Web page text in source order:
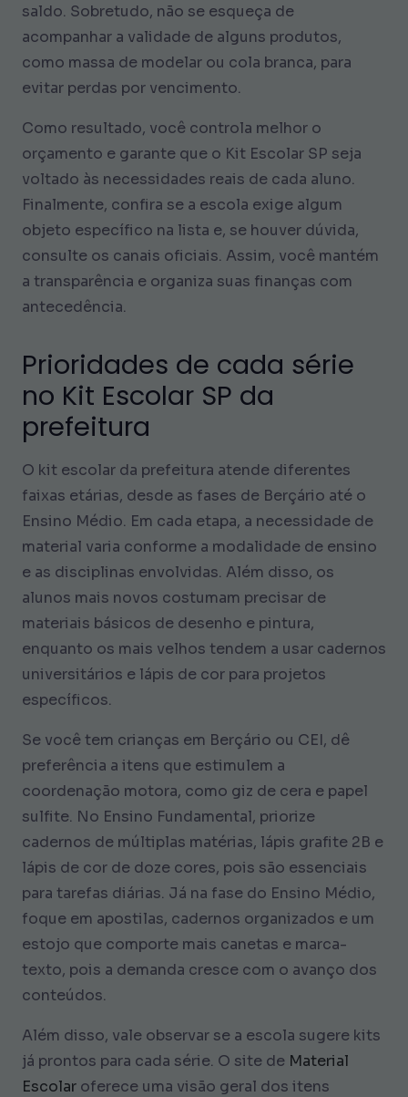
saldo. Sobretudo, não se esqueça de
acompanhar a validade de alguns produtos,
como massa de modelar ou cola branca, para
evitar perdas por vencimento.
Como resultado, você controla melhor o
orçamento e garante que o Kit Escolar SP seja
voltado às necessidades reais de cada aluno.
Finalmente, confira se a escola exige algum
objeto específico na lista e, se houver dúvida,
consulte os canais oficiais. Assim, você mantém
a transparência e organiza suas finanças com
antecedência.
Prioridades de cada série
no Kit Escolar SP da
prefeitura
O kit escolar da prefeitura atende diferentes
faixas etárias, desde as fases de Berçário até o
Ensino Médio. Em cada etapa, a necessidade de
material varia conforme a modalidade de ensino
e as disciplinas envolvidas. Além disso, os
alunos mais novos costumam precisar de
materiais básicos de desenho e pintura,
enquanto os mais velhos tendem a usar cadernos
universitários e lápis de cor para projetos
específicos.
Se você tem crianças em Berçário ou CEI, dê
preferência a itens que estimulem a
coordenação motora, como giz de cera e papel
sulfite. No Ensino Fundamental, priorize
cadernos de múltiplas matérias, lápis grafite 2B e
lápis de cor de doze cores, pois são essenciais
para tarefas diárias. Já na fase do Ensino Médio,
foque em apostilas, cadernos organizados e um
estojo que comporte mais canetas e marca-
texto, pois a demanda cresce com o avanço dos
conteúdos.
Além disso, vale observar se a escola sugere kits
já prontos para cada série. O site de Material
Escolar oferece uma visão geral dos itens